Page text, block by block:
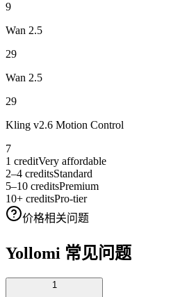
9
Wan 2.5
29
Wan 2.5
29
Kling v2.6 Motion Control
7
1 creditVery affordable
2–4 creditsStandard
5–10 creditsPremium
10+ creditsPro-tier
价格相关问题
Yollomi 常见问题
1